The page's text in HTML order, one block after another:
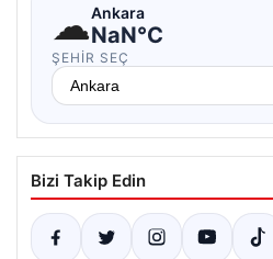
☁Ankara
NaN°C
ŞEHIR SEÇ
Bizi Takip Edin